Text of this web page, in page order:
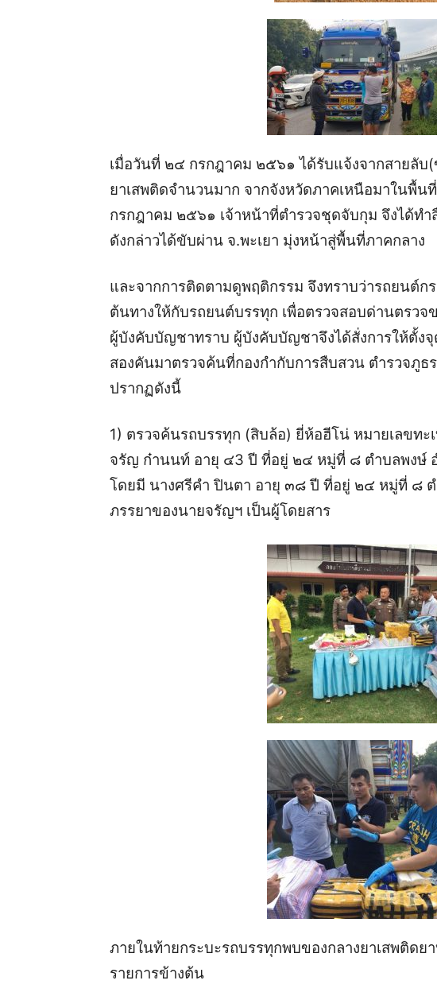
เมื่อวันที่ ๒๔ กรกฎาคม ๒๕๖๑ ได้รับแจ้งจากสายลับ(
ยาเสพติดจำนวนมาก จากจังหวัดภาคเหนือมาในพื้
กรกฎาคม ๒๕๖๑ เจ้าหน้าที่ตำรวจชุดจับกุม จึงได้ท
ดังกล่าวได้ขับผ่าน จ.พะเยา มุ่งหน้าสู่พื้นที่ภาคกลาง
และจากการติดตามดูพฤติกรรม จึงทราบว่ารถยนต์ก
ต้นทางให้กับรถยนต์บรรทุก เพื่อตรวจสอบด่านตรวจ
ผู้บังคับบัญชาทราบ ผู้บังคับบัญชาจึงได้สั่งการให้ตั้ง
สองคันมาตรวจค้นที่กองกำกับการสืบสวน ตำรวจภูธ
ปรากฏดังนี้
1) ตรวจค้นรถบรรทุก (สิบล้อ) ยี่ห้อฮีโน่ หมายเลข
จรัญ ก๋านนท์ อายุ ๔3 ปี ที่อยู่ ๒๔ หมู่ที่ ๘ ตำบลพงษ์
โดยมี นางศรีคำ ปินตา อายุ ๓๘ ปี ที่อยู่ ๒๔ หมู่ที่ ๘
ภรรยาของนายจรัญฯ เป็นผู้โดยสาร
ภายในท้ายกระบะรถบรรทุกพบของกลางยาเสพติด
รายการข้างต้น